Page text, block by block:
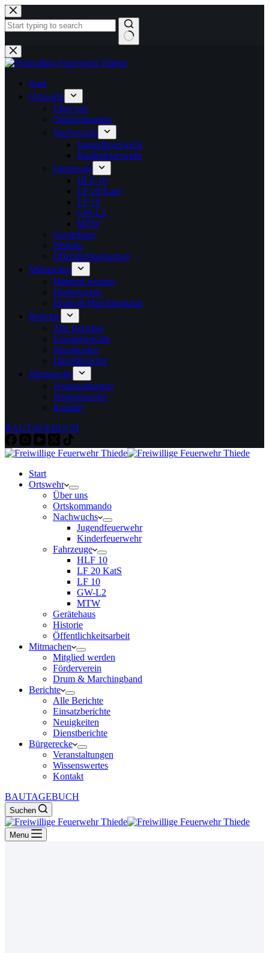
Zum
Inhalt
springen
Keine
Ergebnisse
Start
Ortswehr
Über uns
Ortskommando
Nachwuchs
Jugendfeuerwehr
Kinderfeuerwehr
Fahrzeuge
HLF 10
LF 20 KatS
LF 10
GW-L2
MTW
Gerätehaus
Historie
Öffentlichkeitsarbeit
Mitmachen
Mitglied werden
Förderverein
Drum & Marchingband
Berichte
Alle Berichte
Einsatzberichte
Neuigkeiten
Dienstberichte
Bürgerecke
Veranstaltungen
Wissenswertes
Kontakt
BAUTAGEBUCH
Start
Ortswehr
Über uns
Ortskommando
Nachwuchs
Jugendfeuerwehr
Kinderfeuerwehr
Fahrzeuge
HLF 10
LF 20 KatS
LF 10
GW-L2
MTW
Gerätehaus
Historie
Öffentlichkeitsarbeit
Mitmachen
Mitglied werden
Förderverein
Drum & Marchingband
Berichte
Alle Berichte
Einsatzberichte
Neuigkeiten
Dienstberichte
Bürgerecke
Veranstaltungen
Wissenswertes
Kontakt
BAUTAGEBUCH
Suchen
Menu